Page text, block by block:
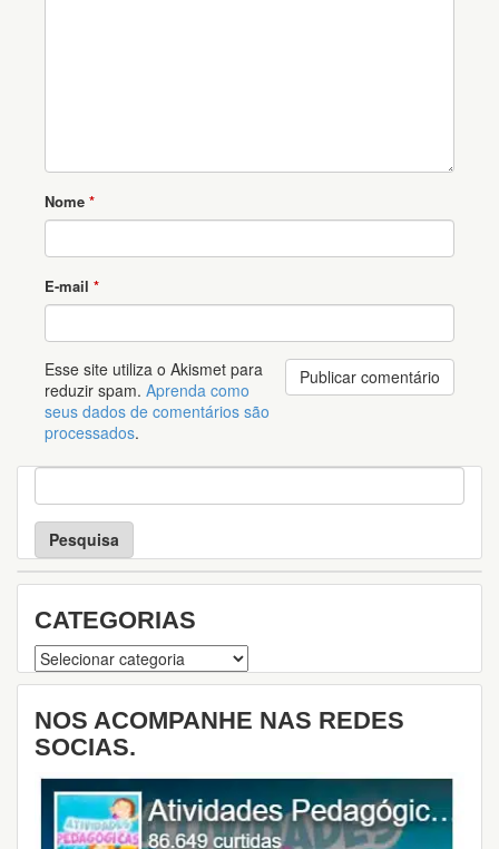
Nome *
E-mail *
Esse site utiliza o Akismet para
reduzir spam. Aprenda como
seus dados de comentários são
processados.
P
e
s
u
i
a
CATEGORIAS
Categorias
NOS ACOMPANHE NAS REDES
SOCIAS.